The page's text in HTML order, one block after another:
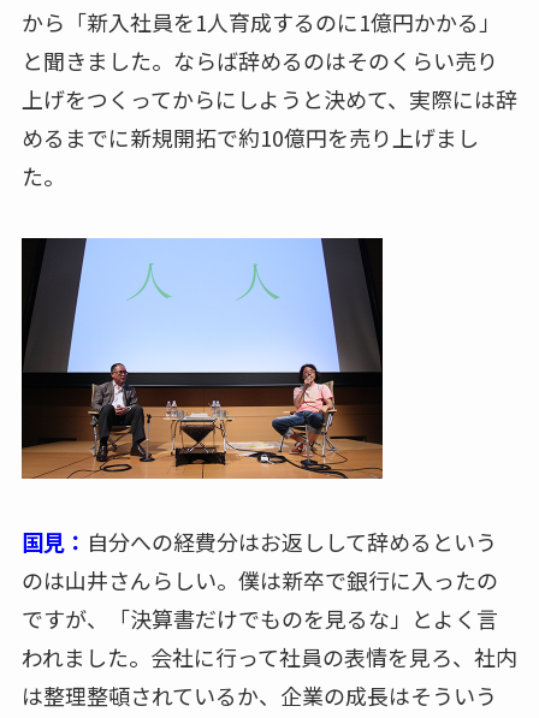
から「新入社員を1人育成するのに1億円かかる」
と聞きました。ならば辞めるのはそのくらい売り
上げをつくってからにしようと決めて、実際には辞
めるまでに新規開拓で約10億円を売り上げまし
た。
国見： 自分への経費分はお返しして辞めるという
のは山井さんらしい。僕は新卒で銀行に入ったの
ですが、「決算書だけでものを見るな」とよく言
われました。会社に行って社員の表情を見ろ、社内
は整理整頓されているか、企業の成長はそういう